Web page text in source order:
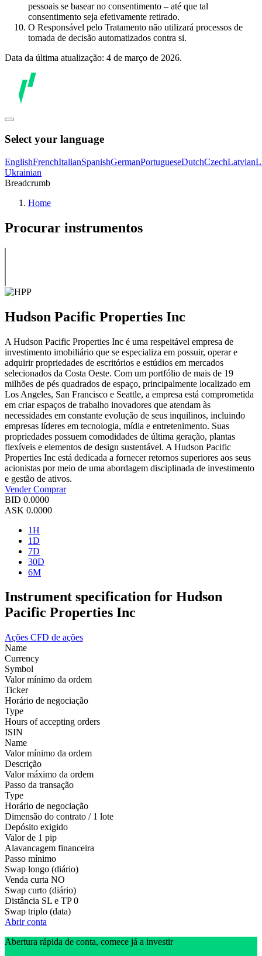
pessoais se basear no consentimento – até que tal
consentimento seja efetivamente retirado.
O Responsável pelo Tratamento não utilizará processos de
tomada de decisão automatizados contra si.
Data da última atualização: 4 de março de 2026.
Select your language
EnglishFrenchItalianSpanishGermanPortugueseDutchCzechLatvian
Ukrainian
Breadcrumb
Home
Procurar instrumentos
Hudson Pacific Properties Inc
A Hudson Pacific Properties Inc é uma respeitável empresa de
investimento imobiliário que se especializa em possuir, operar e
adquirir propriedades de escritórios e estúdios em mercados
selecionados da Costa Oeste. Com um portfólio de mais de 19
milhões de pés quadrados de espaço, principalmente localizado em
Los Angeles, San Francisco e Seattle, a empresa está comprometida
em criar espaços de trabalho inovadores que atendam às
necessidades em constante evolução de seus inquilinos, incluindo
empresas líderes em tecnologia, mídia e entretenimento. Suas
propriedades possuem comodidades de última geração, plantas
flexíveis e elementos de design sustentável. A Hudson Pacific
Properties Inc está dedicada a fornecer retornos superiores aos seus
acionistas por meio de uma abordagem disciplinada de investimento
e gestão de ativos.
VenderComprar
BID 0.0000
ASK 0.0000
1H
1D
7D
30D
6M
Instrument specification for Hudson
Pacific Properties Inc
Ações CFD de ações
Name
Currency
Symbol
Valor mínimo da ordem
Ticker
Horário de negociação
Type
Hours of accepting orders
ISIN
Name
Valor mínimo da ordem
Descrição
Valor máximo da ordem
Passo da transação
Type
Horário de negociação
Dimensão do contrato / 1 lote
Depósito exigido
Valor de 1 pip
Alavancagem financeira
Passo mínimo
Swap longo (diário)
Venda curta NO
Swap curto (diário)
Distância SL e TP 0
Swap triplo (data)
Abrir conta
Abertura rápida de conta, comece já a investir